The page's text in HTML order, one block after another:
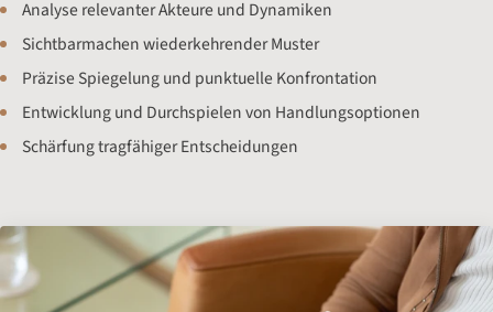
Analyse relevanter Akteure und Dynamiken
Sichtbarmachen wiederkehrender Muster
Präzise Spiegelung und punktuelle Konfrontation
Entwicklung und Durchspielen von Handlungsoptionen
Schärfung tragfähiger Entscheidungen